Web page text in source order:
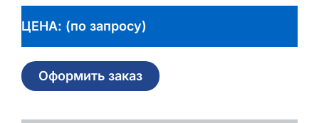
ЦЕНА: (по запросу)
Оформить заказ